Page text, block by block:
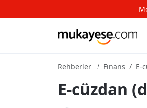
Rehberler Finans E-
E-cüzdan